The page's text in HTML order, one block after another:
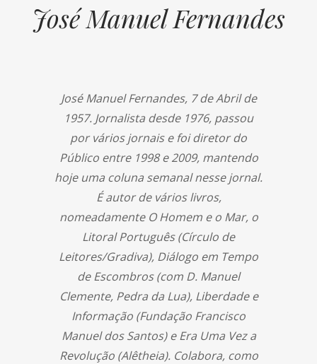
José Manuel Fernandes
José Manuel Fernandes, 7 de Abril de
1957. Jornalista desde 1976, passou
por vários jornais e foi diretor do
Público entre 1998 e 2009, mantendo
hoje uma coluna semanal nesse jornal.
É autor de vários livros,
nomeadamente O Homem e o Mar, o
Litoral Português (Círculo de
Leitores/Gradiva), Diálogo em Tempo
de Escombros (com D. Manuel
Clemente, Pedra da Lua), Liberdade e
Informação (Fundação Francisco
Manuel dos Santos) e Era Uma Vez a
Revolução (Alêtheia). Colabora, como